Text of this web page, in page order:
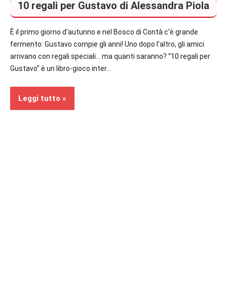
10 regali per Gustavo di Alessandra Piola
È il primo giorno d’autunno e nel Bosco di Contà c’è grande
fermento: Gustavo compie gli anni! Uno dopo l’altro, gli amici
arrivano con regali speciali… ma quanti saranno? “10 regali per
Gustavo” è un libro-gioco inter…
Leggi tutto